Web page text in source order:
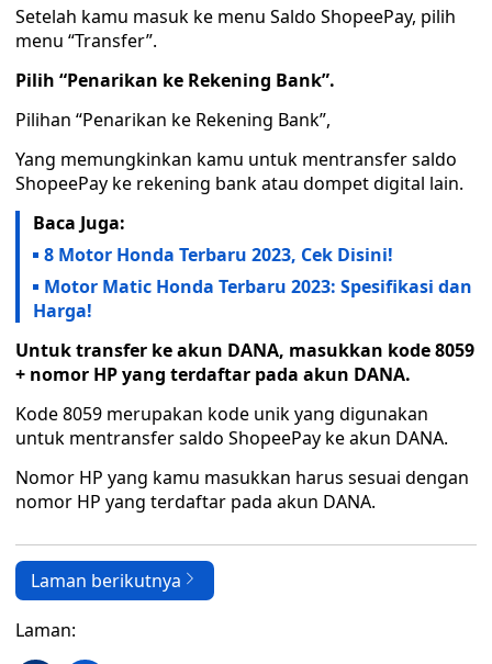
Setelah kamu masuk ke menu Saldo ShopeePay, pilih
menu “Transfer”.
Pilih “Penarikan ke Rekening Bank”.
Pilihan “Penarikan ke Rekening Bank”,
Yang memungkinkan kamu untuk mentransfer saldo
ShopeePay ke rekening bank atau dompet digital lain.
Baca Juga:
8 Motor Honda Terbaru 2023, Cek Disini!
Motor Matic Honda Terbaru 2023: Spesifikasi dan
Harga!
Untuk transfer ke akun DANA, masukkan kode 8059
+ nomor HP yang terdaftar pada akun DANA.
Kode 8059 merupakan kode unik yang digunakan
untuk mentransfer saldo ShopeePay ke akun DANA.
Nomor HP yang kamu masukkan harus sesuai dengan
nomor HP yang terdaftar pada akun DANA.
Laman berikutnya
Laman: